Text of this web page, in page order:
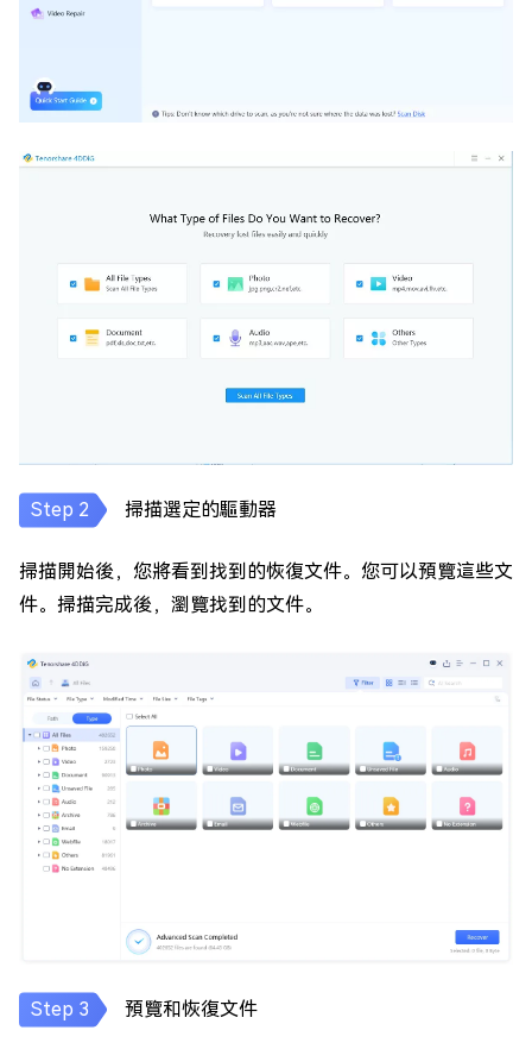
掃描選定的驅動器
掃描開始後，您將看到找到的恢復文件。您可以預覽這些文
件。掃描完成後，瀏覽找到的文件。
預覽和恢復文件